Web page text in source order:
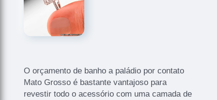
O orçamento de banho a paládio por contato
Mato Grosso é bastante vantajoso para
revestir todo o acessório com uma camada de